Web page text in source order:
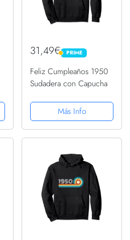
31,49€ PRIME
PRIME
Feliz Cumpleaños 1950
Sudadera con Capucha
Más Info